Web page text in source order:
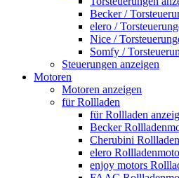
Becker /
elero /
Nice /
Somfy /
Steuerungen anzeigen
Motoren
Motoren anzeigen
für Rollladen
für Rollladen
Becker
Cherubini
elero
enjoy motors